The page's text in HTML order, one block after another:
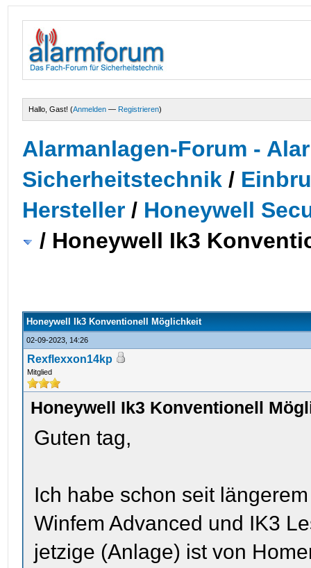
Hallo, Gast! (Anmelden — Registrieren)
Alarmanlagen-Forum -
Sicherheitstechnik /
Hersteller/ Honeywell
/ Honeywell Ik3
Honeywell Ik3 Konventionell Möglichkeit
02-09-2023, 14:26
Rexflexxon14kp
Mitglied
Honeywell Ik3 Konventionell
Guten tag,
Ich habe schon seit
Winfem Advanced und IK3
jetzige (Anlage) ist von